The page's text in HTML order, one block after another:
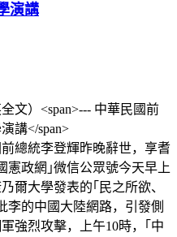
演講
前總統李登輝昨晚辭世，享耆
憲政網｣微信公眾號今天早上
爾大學發表的｢民之所欲、
李的中國大陸網路，引發側
強烈攻擊，上午10時，｢中